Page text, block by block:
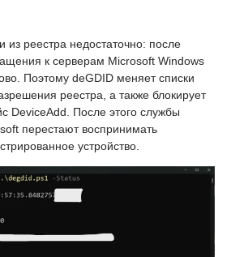
из реестра недостаточно: после
к серверам Microsoft Windows
Поэтому deGDID меняет списки
реестра, а также блокирует
DeviceAdd. После этого службы
перестают воспринимать
устройство.